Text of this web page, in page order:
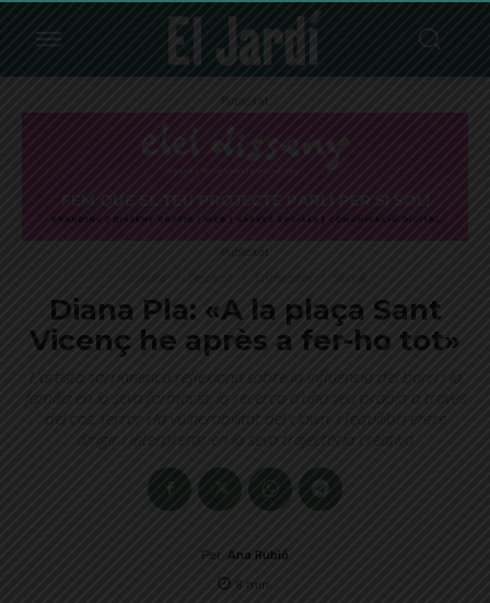
Publicitat
Publicitat
Diana Pla: «A la plaça Sant
Vicenç he après a fer-ho tot»
L’artista sarrianenca reflexiona sobre la influència del barri i la
família en la seva formació, la recerca d’una veu pròpia a través
del cos, l’error i la vulnerabilitat del clown, i l’equilibri entre
dirigir i interpretar en la seva trajectòria creativa
Per Ana Rubió
8 min.